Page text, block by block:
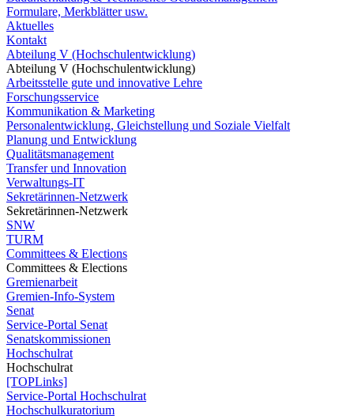
Formulare, Merkblätter usw.
Aktuelles
Kontakt
Abteilung V (Hochschulentwicklung)
Abteilung V (Hochschulentwicklung)
Arbeitsstelle gute und innovative Lehre
Forschungsservice
Kommunikation & Marketing
Personalentwicklung, Gleichstellung und Soziale Vielfalt
Planung und Entwicklung
Qualitätsmanagement
Transfer und Innovation
Verwaltungs-IT
Sekretärinnen-Netzwerk
Sekretärinnen-Netzwerk
SNW
TURM
Committees & Elections
Committees & Elections
Gremienarbeit
Gremien-Info-System
Senat
Service-Portal Senat
Senatskommissionen
Hochschulrat
Hochschulrat
[TOPLinks]
Service-Portal Hochschulrat
Hochschulkuratorium